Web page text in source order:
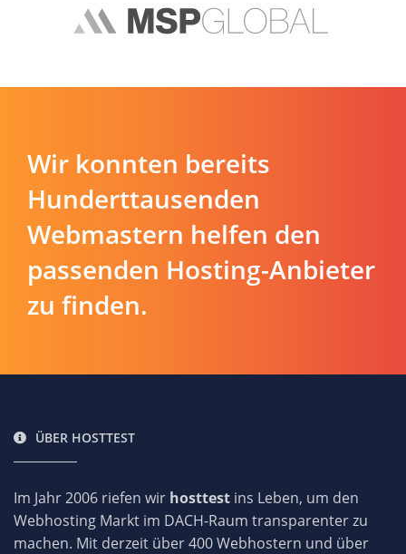
Wir konnten bereits
Hunderttausenden
Webmastern helfen den
passenden Hosting-Anbieter
zu finden.
ÜBER HOSTTEST
Im Jahr 2006 riefen wir hosttest ins Leben, um den
Webhosting Markt im DACH-Raum transparenter zu
machen. Mit derzeit über 400 Webhostern und über